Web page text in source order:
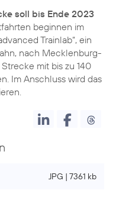
soll bis Ende 2023
beginnen im
Trainlab“, ein
nach Mecklenburg-
mit bis zu 140
Im Anschluss wird das
JPG | 7361 kb